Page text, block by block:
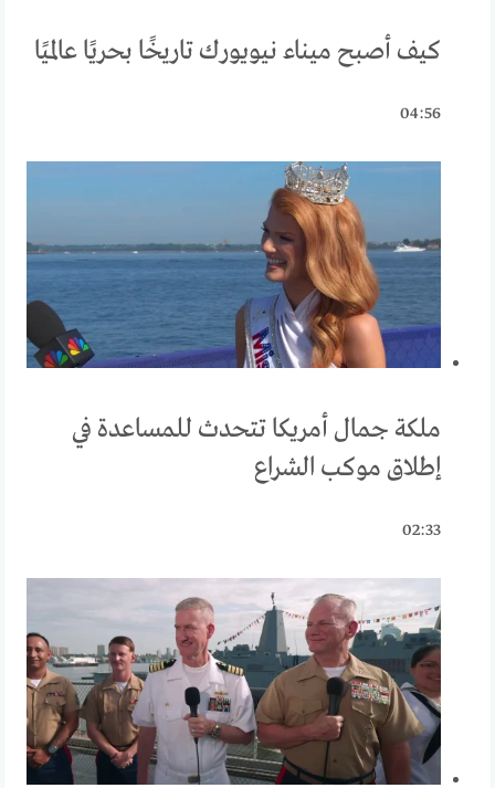
كيف أصبح ميناء نيويورك تاريخًا بحريًا عالميًا
04:56
ملكة جمال أمريكا تتحدث للمساعدة في
إطلاق موكب الشراع
02:33